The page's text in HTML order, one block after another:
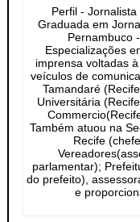
Perfil - Jornalista
Graduada em
Pernambuco
Especializações
imprensa voltadas
veículos de
Tamandaré
Universitária
Também atuou na
Recife
parlamentar);
do prefeito),
e